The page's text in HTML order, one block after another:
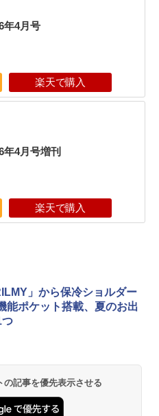
年4月号
楽天で購入
4月号増刊
楽天で購入
」から保冷ショルダー
能ポケット搭載、夏のお出
つ
記事を優先表示させる